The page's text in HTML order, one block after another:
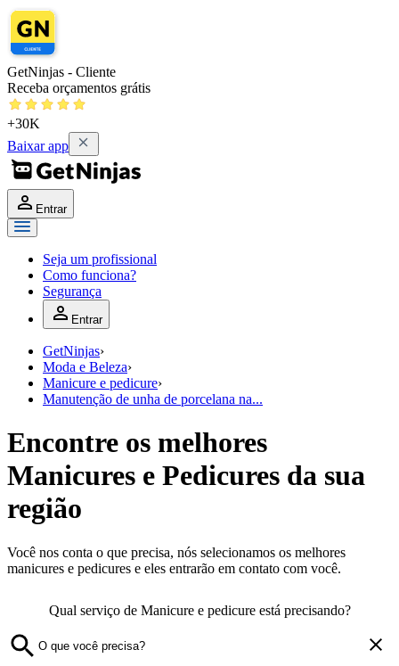
GetNinjas - Cliente
Receba orçamentos grátis
+30K
Baixar app
Entrar
Seja um profissional
Como funciona?
Segurança
Entrar
GetNinjas›
Moda e Beleza›
Manicure e pedicure›
Manutenção de unha de porcelana na...
Encontre os melhores
Manicures e Pedicures da sua
região
Você nos conta o que precisa, nós selecionamos os melhores
manicures e pedicures e eles entrarão em contato com você.
Qual serviço de Manicure e pedicure está precisando?